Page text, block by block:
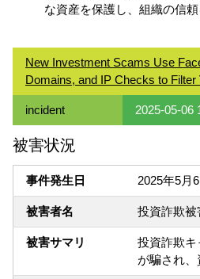
な資産を保護し、組織の信
New Investment Scams Use
Domains, and IP Checks to Filter
incident 2025-05-06
被害状況
事件発生日 2025年5月
被害者名 投資詐欺被
被害サマリ
投資詐欺
が騙され、